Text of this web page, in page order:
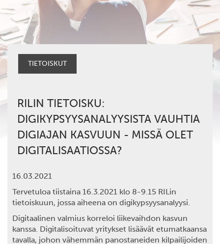
TIETOISKUT
RILIN TIETOISKU:
DIGIKYPSYYSANALYYSISTA VAUHTIA
DIGIAJAN KASVUUN - MISSÄ OLET
DIGITALISAATIOSSA?
16.03.2021
Tervetuloa tiistaina 16.3.2021 klo 8-9.15 RILin
tietoiskuun, jossa aiheena on digikypsyysanalyysi.
Digitaalinen valmius korreloi liikevaihdon kasvun
kanssa. Digitalisoituvat yritykset lisäävät etumatkaansa
tavalla, johon vähemmän panostaneiden kilpailijoiden